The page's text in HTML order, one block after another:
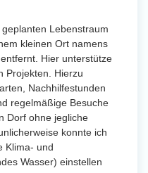
Lebenstraum
kleinen Ort namens
Hier unterstütze
Projekten. Hierzu
Nachhilfestunden
regelmäßige Besuche
Dorf ohne jegliche
konnte ich
Klima- und
Wasser) einstellen